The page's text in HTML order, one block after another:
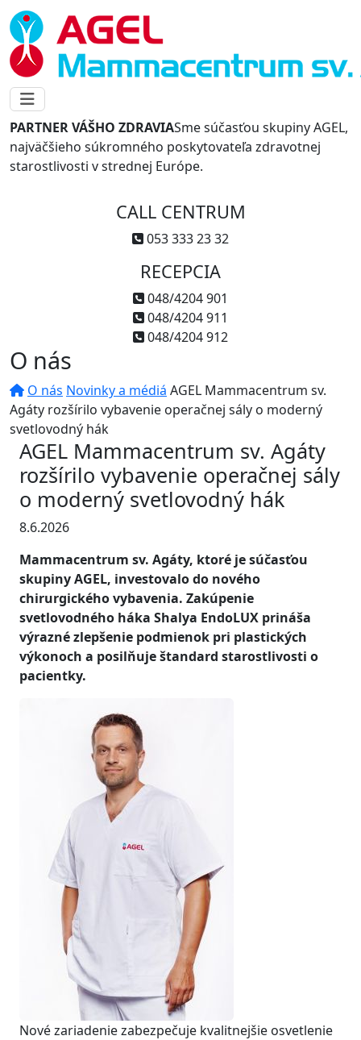
PARTNER VÁŠHO ZDRAVIASme súčasťou skupiny AGEL,
najväčšieho súkromného poskytovateľa zdravotnej
starostlivosti v strednej Európe.
CALL CENTRUM
053 333 23 32
RECEPCIA
048/4204 901
048/4204 911
048/4204 912
O nás
O nás Novinky a médiá AGEL Mammacentrum sv.
Agáty rozšírilo vybavenie operačnej sály o moderný
svetlovodný hák
AGEL Mammacentrum sv. Agáty
rozšírilo vybavenie operačnej sály
o moderný svetlovodný hák
8.6.2026
Mammacentrum sv. Agáty, ktoré je súčasťou
skupiny AGEL, investovalo do nového
chirurgického vybavenia. Zakúpenie
svetlovodného háka Shalya EndoLUX prináša
výrazné zlepšenie podmienok pri plastických
výkonoch a posilňuje štandard starostlivosti o
pacientky.
Nové zariadenie zabezpečuje kvalitnejšie osvetlenie